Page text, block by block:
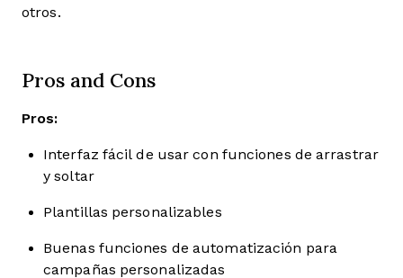
otros.
Pros and Cons
Pros:
Interfaz fácil de usar con funciones de arrastrar
y soltar
Plantillas personalizables
Buenas funciones de automatización para
campañas personalizadas